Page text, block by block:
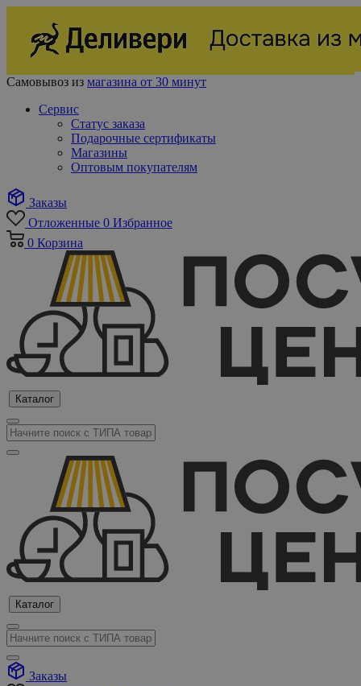
Самовывоз из магазина от 30 минут
Сервис
Статус заказа
Подарочные сертификаты
Магазины
Оптовым покупателям
Заказы
Отложенные 0 Избранное
0 Корзина
Каталог
Каталог
Заказы